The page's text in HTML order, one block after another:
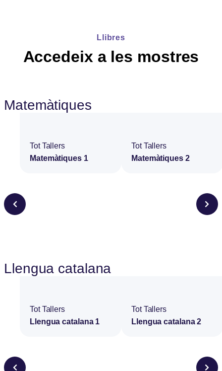
Llibres
Accedeix a les mostres
Matemàtiques
Tot Tallers
Matemàtiques 1
Tot Tallers
Matemàtiques 2
Llengua catalana
Tot Tallers
Llengua catalana 1
Tot Tallers
Llengua catalana 2